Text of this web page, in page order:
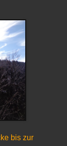
bis zur